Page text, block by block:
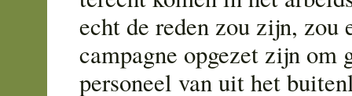
echt de reden zou zijn, zou
campagne opgezet zijn om
personeel van uit het